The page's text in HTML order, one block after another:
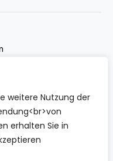
weitere Nutzung der
erhalten Sie in